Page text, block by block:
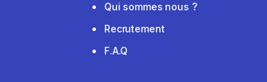
Qui sommes nous ?
Recrutement
F.A.Q